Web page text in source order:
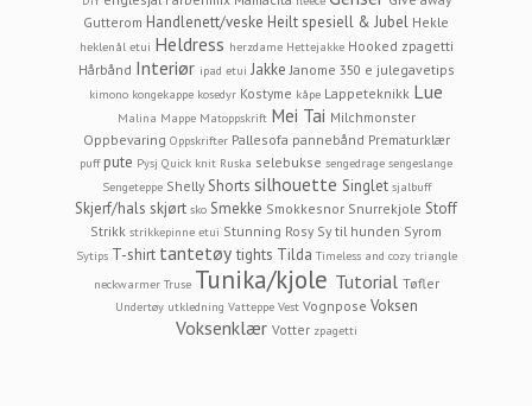
Gutterom Handlenett/veske Heilt spesiell & Jubel Hekle
heklenål etui Heldress herzdame Hettejakke Hooked zpagetti
Hårbånd Interiør ipad etui Jakke Janome 350 e julegavetips
kimono kongekappe kosedyr Kostyme kåpe Lappeteknikk Lue
Malina Mappe Matoppskrift Mei Tai Milchmonster
Oppbevaring Oppskrifter Pallesofa pannebånd Prematurklær
puff pute Pysj Quick knit Ruska selebukse sengedrage sengeslange
Sengeteppe Shelly Shorts silhouette Singlet sjalbuff
Skjerf/hals skjørt sko Smekke Smokkesnor Snurrekjole Stoff
Strikk strikkepinne etui Stunning Rosy Sy til hunden Syrom
Sytips T-shirt tantetøy tights Tilda Timeless and cozy triangle
neckwarmer Truse Tunika/kjole Tutorial Tøfler
Undertøy utkledning Vatteppe Vest Vognpose Voksen
Voksenklær Votter zpagetti